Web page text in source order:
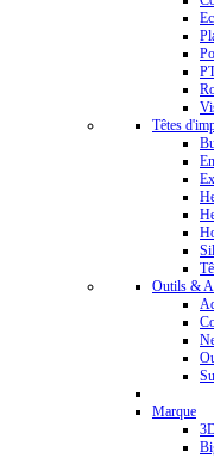
Têtes
Outils &
Marque